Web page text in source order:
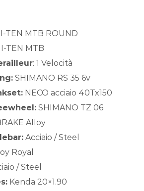
TEN MTB ROUND
TEN MTB
: 1 Velocità
SHIMANO RS 35 6v
NECO acciaio 40Tx150
SHIMANO TZ 06
Alloy
Acciaio / Steel
Royal
/ Steel
Kenda 20×1.90